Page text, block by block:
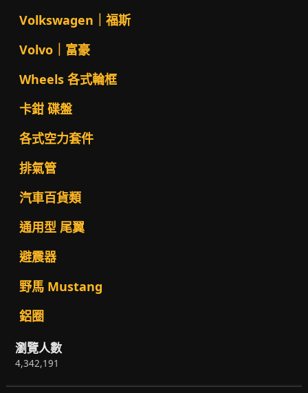
Volkswagen｜福斯
Volvo｜富豪
Wheels 各式輪框
卡鉗 碟盤
各式空力套件
排氣管
汽車百貨類
通用型 尾翼
避震器
野馬 Mustang
鋁圈
瀏覽人數
4,342,191